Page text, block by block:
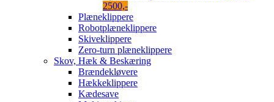
2500,-
Plæneklippere
Robotplæneklippere
Skiveklippere
Zero-turn plæneklippere
Skov, Hæk & Beskæring
Brændekløvere
Hækkeklippere
Kædesave